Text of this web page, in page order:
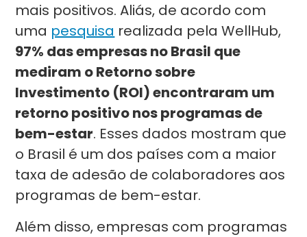
mais positivos. Aliás, de acordo com
uma pesquisa realizada pela WellHub,
97% das empresas no Brasil que
mediram o Retorno sobre
Investimento (ROI) encontraram um
retorno positivo nos programas de
bem-estar. Esses dados mostram que
o Brasil é um dos países com a maior
taxa de adesão de colaboradores aos
programas de bem-estar.
Além disso, empresas com programas